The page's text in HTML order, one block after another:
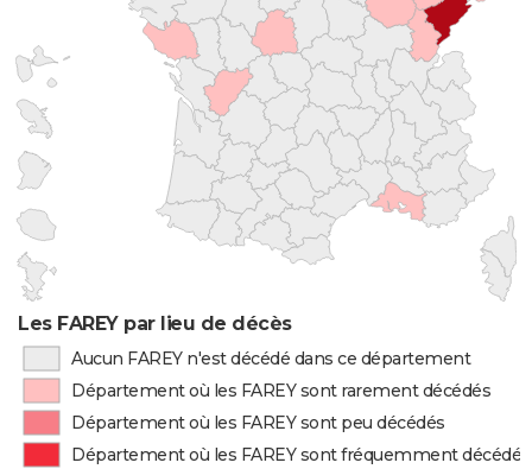
Les FAREY par lieu de décès
Aucun FAREY n'est décédé dans ce département
Département où les FAREY sont rarement décédés
Département où les FAREY sont peu décédés
Département où les FAREY sont fréquemment décédés